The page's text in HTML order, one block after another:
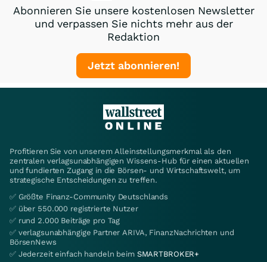
Abonnieren Sie unsere kostenlosen Newsletter
und verpassen Sie nichts mehr aus der
Redaktion
Jetzt abonnieren!
Profitieren Sie von unserem Alleinstellungsmerkmal als den
zentralen verlagsunabhängigen Wissens-Hub für einen aktuellen
und fundierten Zugang in die Börsen- und Wirtschaftswelt, um
strategische Entscheidungen zu treffen.
✅ Größte Finanz-Community Deutschlands
✅ über 550.000 registrierte Nutzer
✅ rund 2.000 Beiträge pro Tag
✅ verlagsunabhängige Partner ARIVA, FinanzNachrichten und
BörsenNews
✅ Jederzeit einfach handeln beim SMARTBROKER+